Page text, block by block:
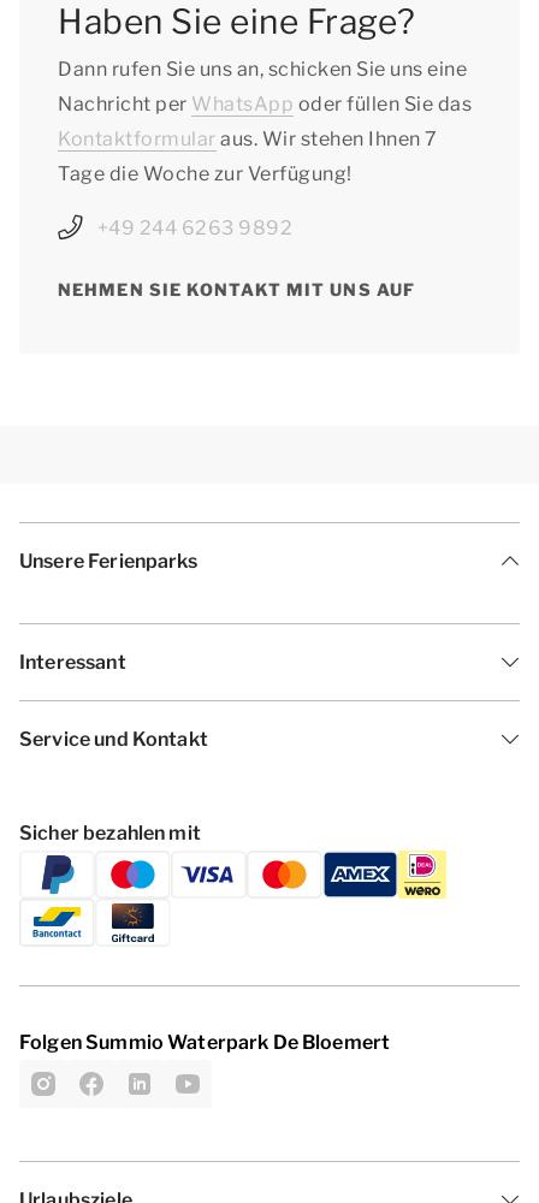
Haben Sie eine Frage?
Dann rufen Sie uns an, schicken Sie uns eine
Nachricht per WhatsApp oder füllen Sie das
Kontaktformular aus. Wir stehen Ihnen 7
Tage die Woche zur Verfügung!
+49 244 6263 9892
NEHMEN SIE KONTAKT MIT UNS AUF
Unsere Ferienparks
Interessant
Service und Kontakt
Sicher bezahlen mit
Folgen Summio Waterpark De Bloemert